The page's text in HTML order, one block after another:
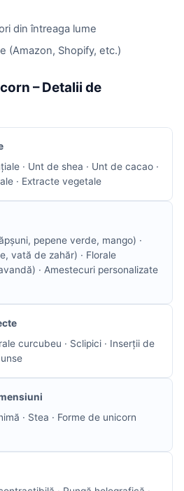
din întreaga lume
(Amazon, Shopify, etc.)
– Detalii de
· Unt de shea · Unt de cacao ·
· Extracte vegetale
pepene verde, mango) ·
vată de zahăr) · Florale
· Amestecuri personalizate
curcubeu · Sclipici · Inserții de
· Stea · Forme de unicorn